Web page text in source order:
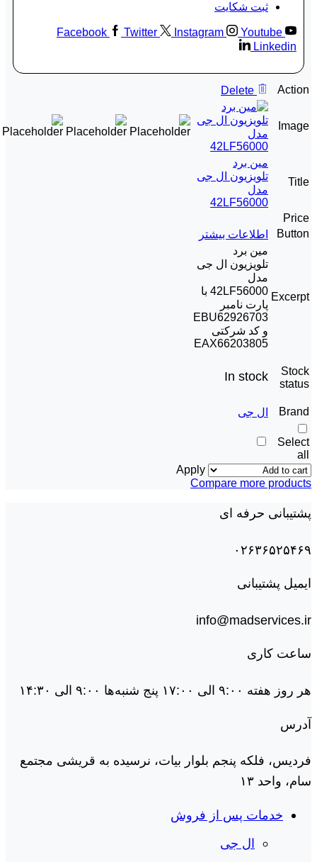
ثبت شکایت
Facebook Twitter Instagram
Youtube
Linkedin
Action
Delete
Image
Title
مین برد
تلویزیون ال جی
مدل
42LF56000
Price
Button
اطلاعات بیشتر
Excerpt
مین برد
تلویزیون ال جی
مدل
42LF56000 با
پارت نامبر
EBU62926703
و کد شرکتی
EAX66203805
Stock
status
In stock
Brand ال جی
Select
all
Apply
Compare more products
پشتیبانی حرفه ای
۰۲۶۳۶۵۲۵۴۶۹
ایمیل پشتیبانی
info@madservices.ir
ساعت کاری
هر روز هفته ۹:۰۰ الی ۱۷:۰۰ پنج شنبه‌ها ۹:۰۰ الی ۱۴:۳۰
آدرس
فردیس، فلکه پنجم بلوار بیات، نرسیده به قریشی مجتمع
سام، واحد ۱۳
خدمات پس از فروش
ال جی